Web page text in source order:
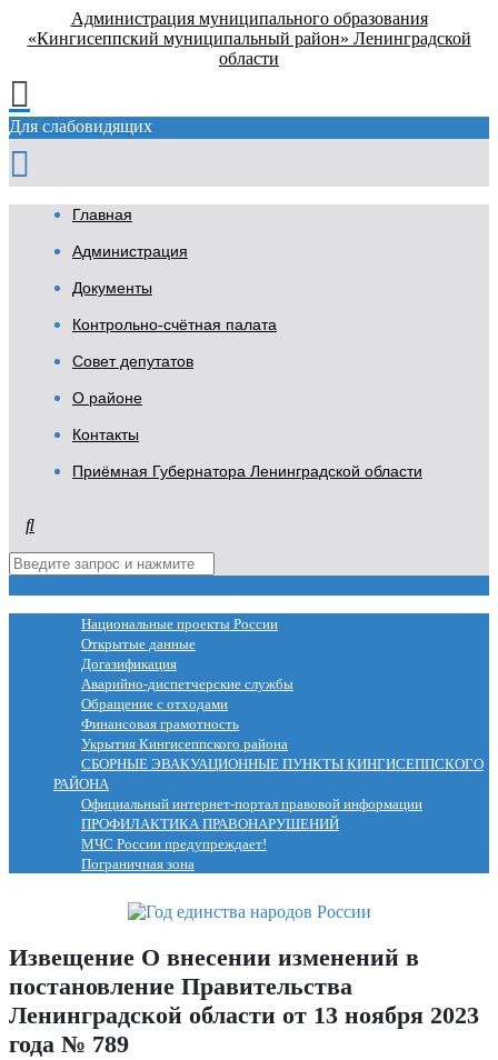
Администрация муниципального образования
«Кингисеппский муниципальный район» Ленинградской
области
Для слабовидящих
Главная
Администрация
Документы
Контрольно-счётная палата
Совет депутатов
О районе
Контакты
Приёмная Губернатора Ленинградской области
Национальные проекты России
Открытые данные
Догазификация
Аварийно-диспетчерские службы
Обращение с отходами
Финансовая грамотность
Укрытия Кингисеппского района
СБОРНЫЕ ЭВАКУАЦИОННЫЕ ПУНКТЫ КИНГИСЕППСКОГО
РАЙОНА
Официальный интернет-портал правовой информации
ПРОФИЛАКТИКА ПРАВОНАРУШЕНИЙ
МЧС России предупреждает!
Пограничная зона
Извещение О внесении изменений в
постановление Правительства
Ленинградской области от 13 ноября 2023
года № 789